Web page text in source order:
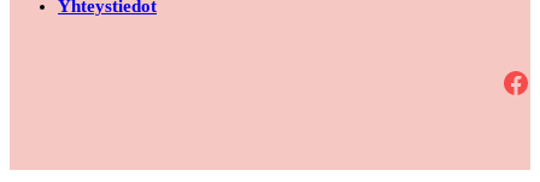
Yhteystiedot
Facebook